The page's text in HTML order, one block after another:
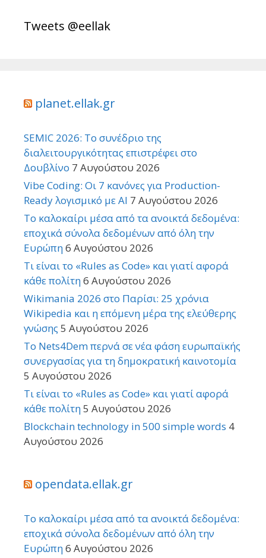
Tweets @eellak
planet.ellak.gr
SEMIC 2026: Το συνέδριο της
διαλειτουργικότητας επιστρέφει στο
Δουβλίνο 7 Αυγούστου 2026
Vibe Coding: Οι 7 κανόνες για Production-
Ready λογισμικό με AI 7 Αυγούστου 2026
Το καλοκαίρι μέσα από τα ανοικτά δεδομένα:
εποχικά σύνολα δεδομένων από όλη την
Ευρώπη6 Αυγούστου 2026
Τι είναι το «Rules as Code» και γιατί αφορά
κάθε πολίτη6 Αυγούστου 2026
Wikimania 2026 στο Παρίσι: 25 χρόνια
Wikipedia και η επόμενη μέρα της ελεύθερης
γνώσης 5 Αυγούστου 2026
Το Nets4Dem περνά σε νέα φάση ευρωπαϊκής
συνεργασίας για τη δημοκρατική καινοτομία
5 Αυγούστου 2026
Τι είναι το «Rules as Code» και γιατί αφορά
κάθε πολίτη5 Αυγούστου 2026
Blockchain technology in 500 simple words 4
Αυγούστου 2026
opendata.ellak.gr
Το καλοκαίρι μέσα από τα ανοικτά δεδομένα:
εποχικά σύνολα δεδομένων από όλη την
Ευρώπη6 Αυγούστου 2026